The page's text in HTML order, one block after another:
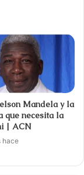
Mandela y la
que necesita la
| ACN
hace